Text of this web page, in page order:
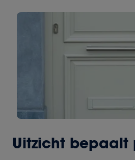
Uitzicht bepaalt